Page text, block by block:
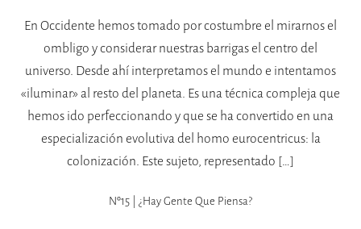
En Occidente hemos tomado por costumbre el mirarnos el
ombligo y considerar nuestras barrigas el centro del
universo. Desde ahí interpretamos el mundo e intentamos
«iluminar» al resto del planeta. Es una técnica compleja que
hemos ido perfeccionando y que se ha convertido en una
especialización evolutiva del homo eurocentricus: la
colonización. Este sujeto, representado […]
Nº15 | ¿hay Gente Que Piensa?